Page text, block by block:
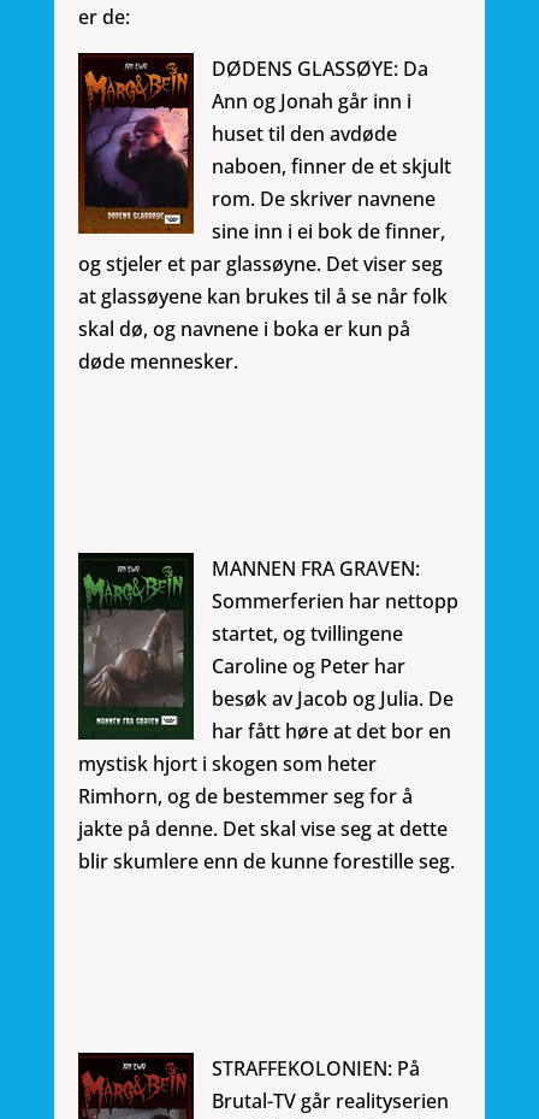
er de:
DØDENS GLASSØYE: Da
Ann og Jonah går inn i
huset til den avdøde
naboen, finner de et skjult
rom. De skriver navnene
sine inn i ei bok de finner,
og stjeler et par glassøyne. Det viser seg
at glassøyene kan brukes til å se når folk
skal dø, og navnene i boka er kun på
døde mennesker.
MANNEN FRA GRAVEN:
Sommerferien har nettopp
startet, og tvillingene
Caroline og Peter har
besøk av Jacob og Julia. De
har fått høre at det bor en
mystisk hjort i skogen som heter
Rimhorn, og de bestemmer seg for å
jakte på denne. Det skal vise seg at dette
blir skumlere enn de kunne forestille seg.
STRAFFEKOLONIEN: På
Brutal-TV går realityserien